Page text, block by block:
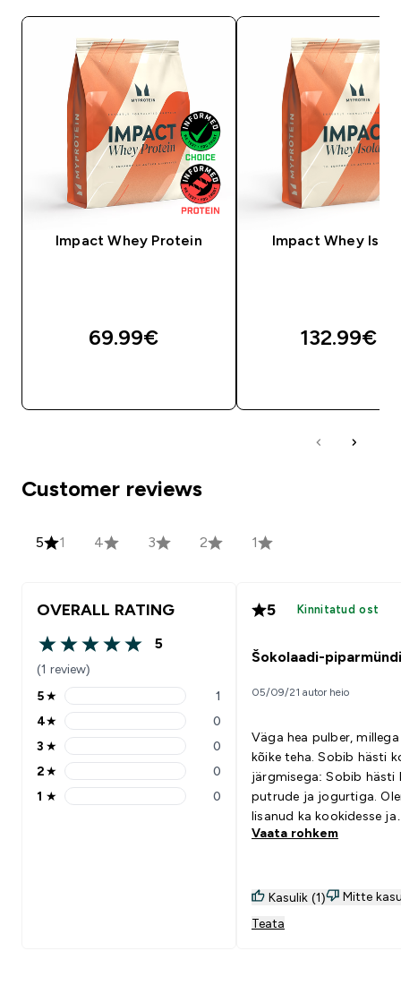
Impact Whey Protein
69.99€‎
Impact Whey
132.99€‎
Customer reviews
5 1 4 3 2 1
OVERALL RATING
5 out of 5 stars
5
(1 review)
5 stars rating 1 reviews
5★ 1
4 stars rating 0 reviews
4★ 0
3 stars rating 0 reviews
3 ★ 0
2 stars rating 0 reviews
2★ 0
1 stars rating 0 reviews
1 ★ 0
5 Kinnitatud ost
Šokolaadi-piparmündi
05/09/21 autor heio
Väga hea pulber,
kõike teha. Sobib hästi kokku
järgmisega: Sobib hästi kokku
putrude ja jogurtiga.
lisanud ka kookidesse ja
smuutisse. Taimse
Vaata rohkem
Kasulik (1)
Mitte
Teata